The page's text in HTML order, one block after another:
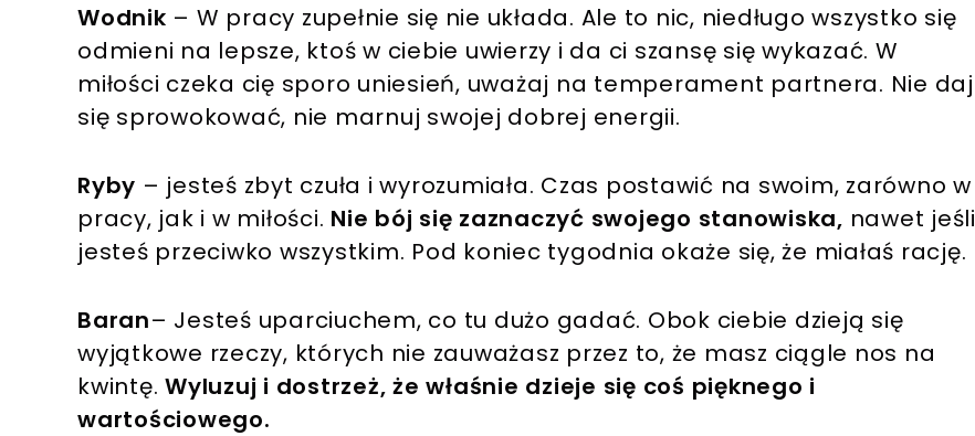
Wodnik – W pracy zupełnie się nie układa. Ale to nic, niedługo wszystko się
odmieni na lepsze, ktoś w ciebie uwierzy i da ci szansę się wykazać. W
miłości czeka cię sporo uniesień, uważaj na temperament partnera. Nie daj
się sprowokować, nie marnuj swojej dobrej energii.
Ryby – jesteś zbyt czuła i wyrozumiała. Czas postawić na swoim, zarówno w
pracy, jak i w miłości. Nie bój się zaznaczyć swojego stanowiska, nawet jeśli
jesteś przeciwko wszystkim. Pod koniec tygodnia okaże się, że miałaś rację.
Baran– Jesteś uparciuchem, co tu dużo gadać. Obok ciebie dzieją się
wyjątkowe rzeczy, których nie zauważasz przez to, że masz ciągle nos na
kwintę. Wyluzuj i dostrzeż, że właśnie dzieje się coś pięknego i
wartościowego.